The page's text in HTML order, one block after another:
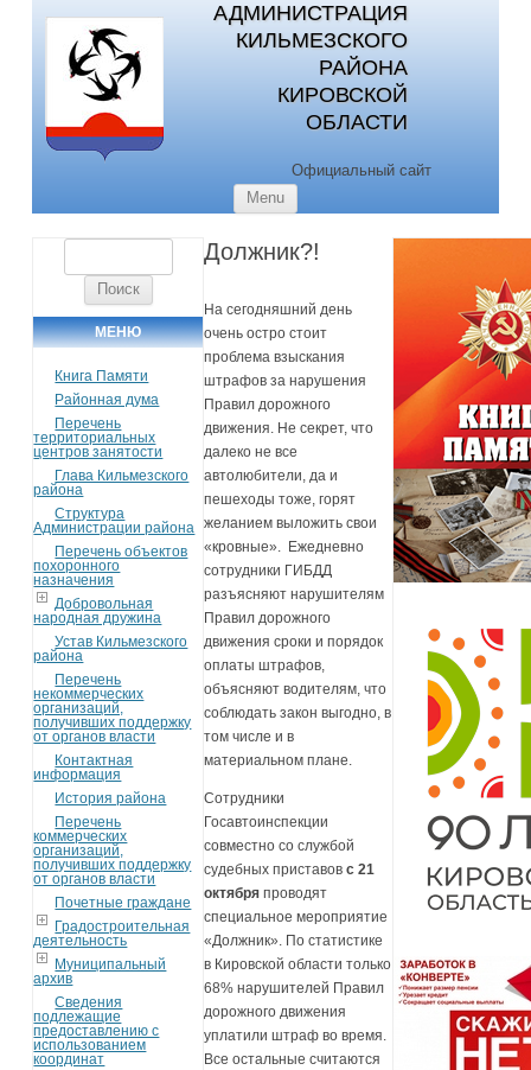
АДМИНИСТРАЦИЯ
КИЛЬМЕЗСКОГО
РАЙОНА
КИРОВСКОЙ
ОБЛАСТИ
Официальный сайт
Menu
МЕНЮ
Книга Памяти
Районная дума
Перечень
территориальных
центров занятости
Глава Кильмезского
района
Структура
Администрации района
Перечень объектов
похоронного
назначения
Добровольная
народная дружина
Устав Кильмезского
района
Перечень
некоммерческих
организаций,
получивших поддержку
от органов власти
Контактная
информация
История района
Перечень
коммерческих
организаций,
получивших поддержку
от органов власти
Почетные граждане
Градостроительная
деятельность
Муниципальный
архив
Сведения
подлежащие
предоставлению с
использованием
координат
Должник?!
На сегодняшний день
очень остро стоит
проблема взыскания
штрафов за нарушения
Правил дорожного
движения. Не секрет, что
далеко не все
автолюбители, да и
пешеходы тоже, горят
желанием выложить свои
«кровные». Ежедневно
сотрудники ГИБДД
разъясняют нарушителям
Правил дорожного
движения сроки и порядок
оплаты штрафов,
объясняют водителям, что
соблюдать закон выгодно, в
том числе и в
материальном плане.
Сотрудники
Госавтоинспекции
совместно со службой
судебных приставовс 21
октября проводят
специальное мероприятие
«Должник». По статистике
в Кировской области только
68% нарушителей Правил
дорожного движения
уплатили штраф во время.
Все остальные считаются